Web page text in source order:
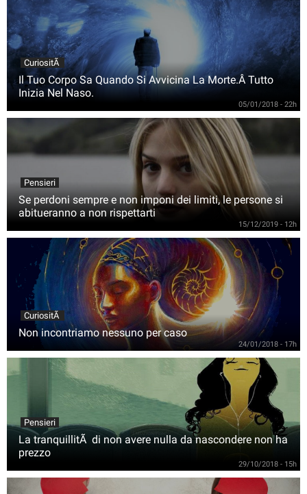
CuriositÃ
Il Tuo Corpo Sa Quando Si Avvicina La Morte.Â Tutto
Inizia Nel Naso.
05/01/2018 - 22h
Pensieri
Se perdoni sempre e non imponi dei limiti, le persone si
abitueranno a non rispettarti
15/12/2019 - 12h
CuriositÃ
Non incontriamo nessuno per caso
24/01/2018 - 17h
Pensieri
La tranquillitÃ di non avere nulla da nascondere non ha
prezzo
29/10/2018 - 15h